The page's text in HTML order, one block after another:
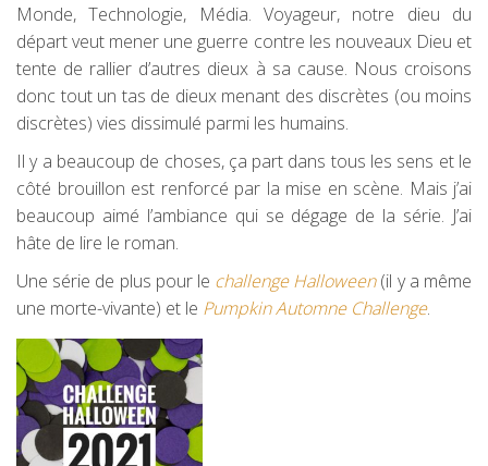
Monde, Technologie, Média. Voyageur, notre dieu du
départ veut mener une guerre contre les nouveaux Dieu et
tente de rallier d’autres dieux à sa cause. Nous croisons
donc tout un tas de dieux menant des discrètes (ou moins
discrètes) vies dissimulé parmi les humains.
Il y a beaucoup de choses, ça part dans tous les sens et le
côté brouillon est renforcé par la mise en scène. Mais j’ai
beaucoup aimé l’ambiance qui se dégage de la série. J’ai
hâte de lire le roman.
Une série de plus pour le challenge Halloween(il y a même
une morte-vivante) et le Pumpkin Automne Challenge.